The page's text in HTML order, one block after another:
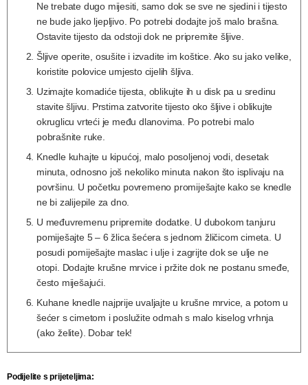
Ne trebate dugo mijesiti, samo dok se sve ne sjedini i tijesto
ne bude jako ljepljivo. Po potrebi dodajte još malo brašna.
Ostavite tijesto da odstoji dok ne pripremite šljive.
Šljive operite, osušite i izvadite im koštice. Ako su jako velike,
koristite polovice umjesto cijelih šljiva.
Uzimajte komadiće tijesta, oblikujte ih u disk pa u sredinu
stavite šljivu. Prstima zatvorite tijesto oko šljive i oblikujte
okruglicu vrteći je među dlanovima. Po potrebi malo
pobrašnite ruke.
Knedle kuhajte u kipućoj, malo posoljenoj vodi, desetak
minuta, odnosno još nekoliko minuta nakon što isplivaju na
površinu. U početku povremeno promiješajte kako se knedle
ne bi zalijepile za dno.
U međuvremenu pripremite dodatke. U dubokom tanjuru
pomiješajte 5 – 6 žlica šećera s jednom žličicom cimeta. U
posudi pomiješajte maslac i ulje i zagrijte dok se ulje ne
otopi. Dodajte krušne mrvice i pržite dok ne postanu smeđe,
često miješajući.
Kuhane knedle najprije uvaljajte u krušne mrvice, a potom u
šećer s cimetom i poslužite odmah s malo kiselog vrhnja
(ako želite). Dobar tek!
Podijelite s prijeteljima: